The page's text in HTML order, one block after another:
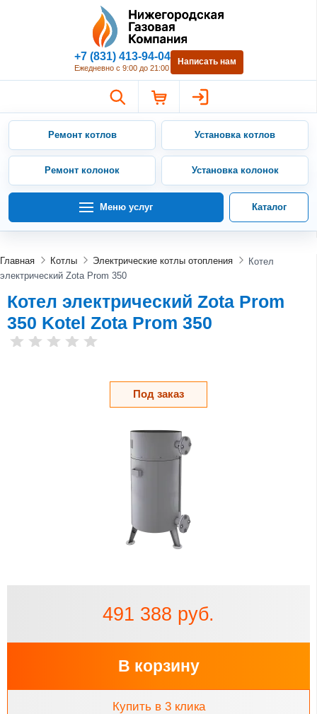
Нижегородская Газовая
+7 (831) 413-94-04
Ежедневно с 9:00 до 21:00
Написать нам
Ремонт котлов Установка котлов
Ремонт колонок Установка колонок
Меню услуг Каталог
Главная Котлы Электрические котлы отопления
Котел
электрический Zota Prom 350
Котел электрический Zota Prom
350 Kotel Zota Prom 350
Под заказ
491 388 руб.
В корзину
Купить в 3 клика